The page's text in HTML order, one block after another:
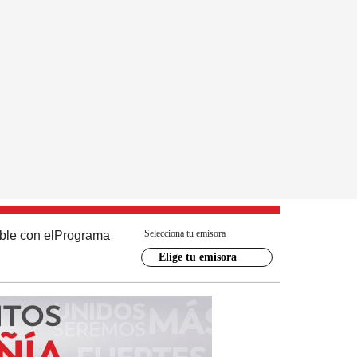
con el Programa Selecciona tu emisora
Elige tu emisora